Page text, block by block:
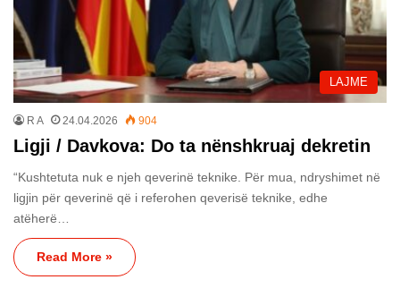
LAJME
R A 24.04.2026 904
Ligji / Davkova: Do ta nënshkruaj dekretin
“Kushtetuta nuk e njeh qeverinë teknike. Për mua, ndryshimet në
ligjin për qeverinë që i referohen qeverisë teknike, edhe
atëherë…
Read More »